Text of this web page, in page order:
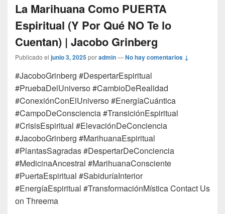
La Marihuana Como PUERTA
Espiritual (Y Por Qué NO Te lo
Cuentan) | Jacobo Grinberg
Publicado el junio 3, 2025poradmin—No hay comentarios ↓
#JacoboGrinberg #DespertarEspiritual
#PruebaDelUniverso #CambioDeRealidad
#ConexiónConElUniverso #EnergíaCuántica
#CampoDeConsciencia #TransiciónEspiritual
#CrisisEspiritual #ElevaciónDeConciencia
#JacoboGrinberg #MarihuanaEspiritual
#PlantasSagradas #DespertarDeConciencia
#MedicinaAncestral #MarihuanaConsciente
#PuertaEspiritual #SabiduríaInterior
#EnergíaEspiritual #TransformaciónMística Contact Us
on Threema